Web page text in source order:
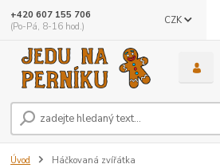
CZK
+420 607 155 706
(Po-Pá, 8-16 hod.)
Úvod Háčkovaná zvířátka